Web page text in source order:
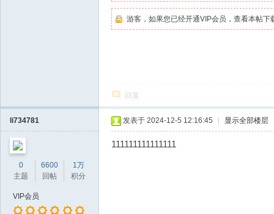
游客，如果您已经开通VIP会员，查看本帖下
回复
li734781
0
主题
6600
回帖
1万
积分
VIP会员
发表于 2024-12-5 12:16:45 显示全部楼层
111111111111111